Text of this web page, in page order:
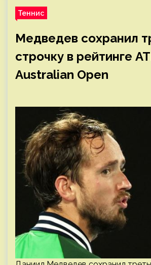
Теннис
Медведев сохранил
строчку в рейтинге
Australian Open